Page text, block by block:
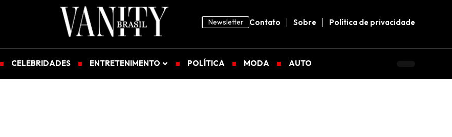
Newsletter Contato Sobre Política de privacidade
CELEBRIDADES ENTRETENIMENTO POLÍTICA MODA AUTO